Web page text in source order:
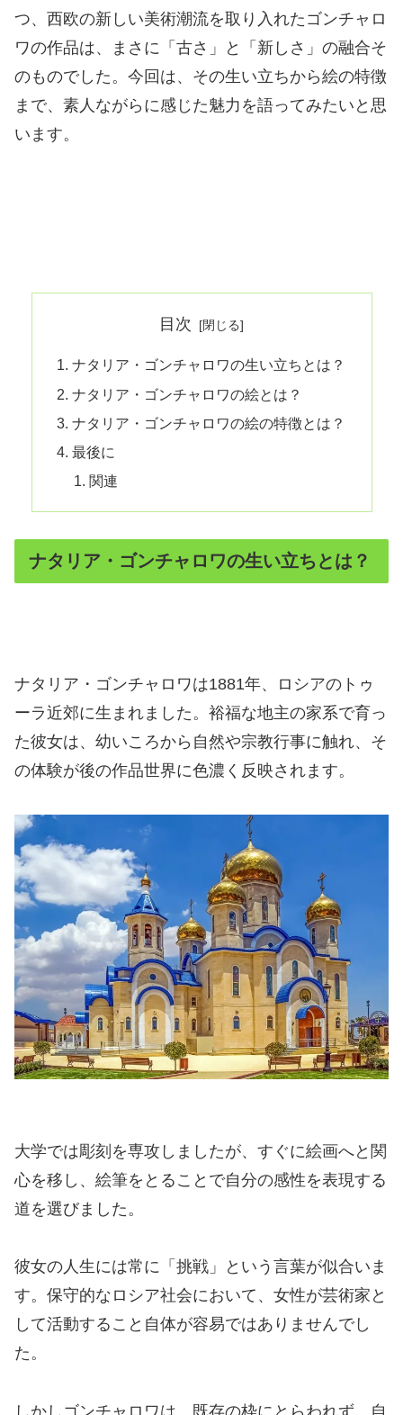
つ、西欧の新しい美術潮流を取り入れたゴンチャロ
ワの作品は、まさに「古さ」と「新しさ」の融合そ
のものでした。今回は、その生い立ちから絵の特徴
まで、素人ながらに感じた魅力を語ってみたいと思
います。
目次
ナタリア・ゴンチャロワの生い立ちとは？
ナタリア・ゴンチャロワの絵とは？
ナタリア・ゴンチャロワの絵の特徴とは？
最後に
関連
ナタリア・ゴンチャロワの生い立ちとは？
ナタリア・ゴンチャロワは1881年、ロシアのトゥ
ーラ近郊に生まれました。裕福な地主の家系で育っ
た彼女は、幼いころから自然や宗教行事に触れ、そ
の体験が後の作品世界に色濃く反映されます。
大学では彫刻を専攻しましたが、すぐに絵画へと関
心を移し、絵筆をとることで自分の感性を表現する
道を選びました。
彼女の人生には常に「挑戦」という言葉が似合いま
す。保守的なロシア社会において、女性が芸術家と
して活動すること自体が容易ではありませんでし
た。
しかしゴンチャロワは、既存の枠にとらわれず、自